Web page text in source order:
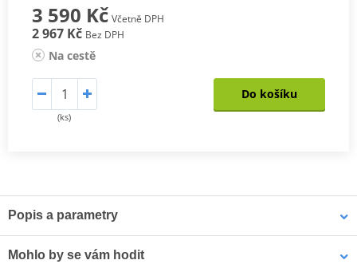
3 590 Kč Včetně DPH
2 967 Kč Bez DPH
Na cestě
(ks)
Do košíku
Popis a parametry
Mohlo by se vám hodit